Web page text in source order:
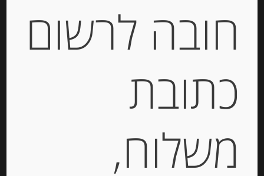
-
39.00
יחידות
חובה לרשום
כתובת
משלוח,